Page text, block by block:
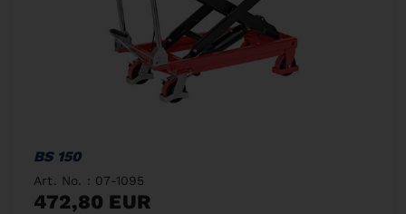
BS 150
Art. No. : 07-1095
472,80 EUR